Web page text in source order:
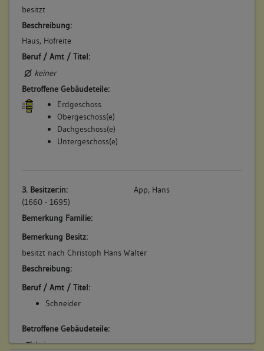
besitzt
Beschreibung:
Haus, Hofreite
Beruf / Amt / Titel:
keiner
Betroffene Gebäudeteile:
Erdgeschoss
Obergeschoss(e)
Dachgeschoss(e)
Untergeschoss(e)
3. Besitzer:in:
(1660 - 1695)
App, Hans
Bemerkung Familie:
Bemerkung Besitz:
besitzt nach Christoph Hans Walter
Beschreibung:
Beruf / Amt / Titel:
Schneider
Betroffene Gebäudeteile:
keine